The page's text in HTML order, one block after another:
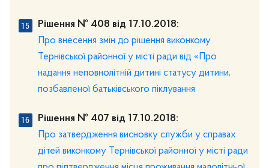
Рішення № 408 від 17.10.2018:
Про внесення змін до рішення виконкому
Тернівської районної у місті ради від «Про
надання неповнолітній дитині статусу дитини,
позбавленої батьківського піклування
Рішення № 407 від 17.10.2018:
Про затвердження висновку служби у справах
дітей виконкому Тернівської районної у місті ради